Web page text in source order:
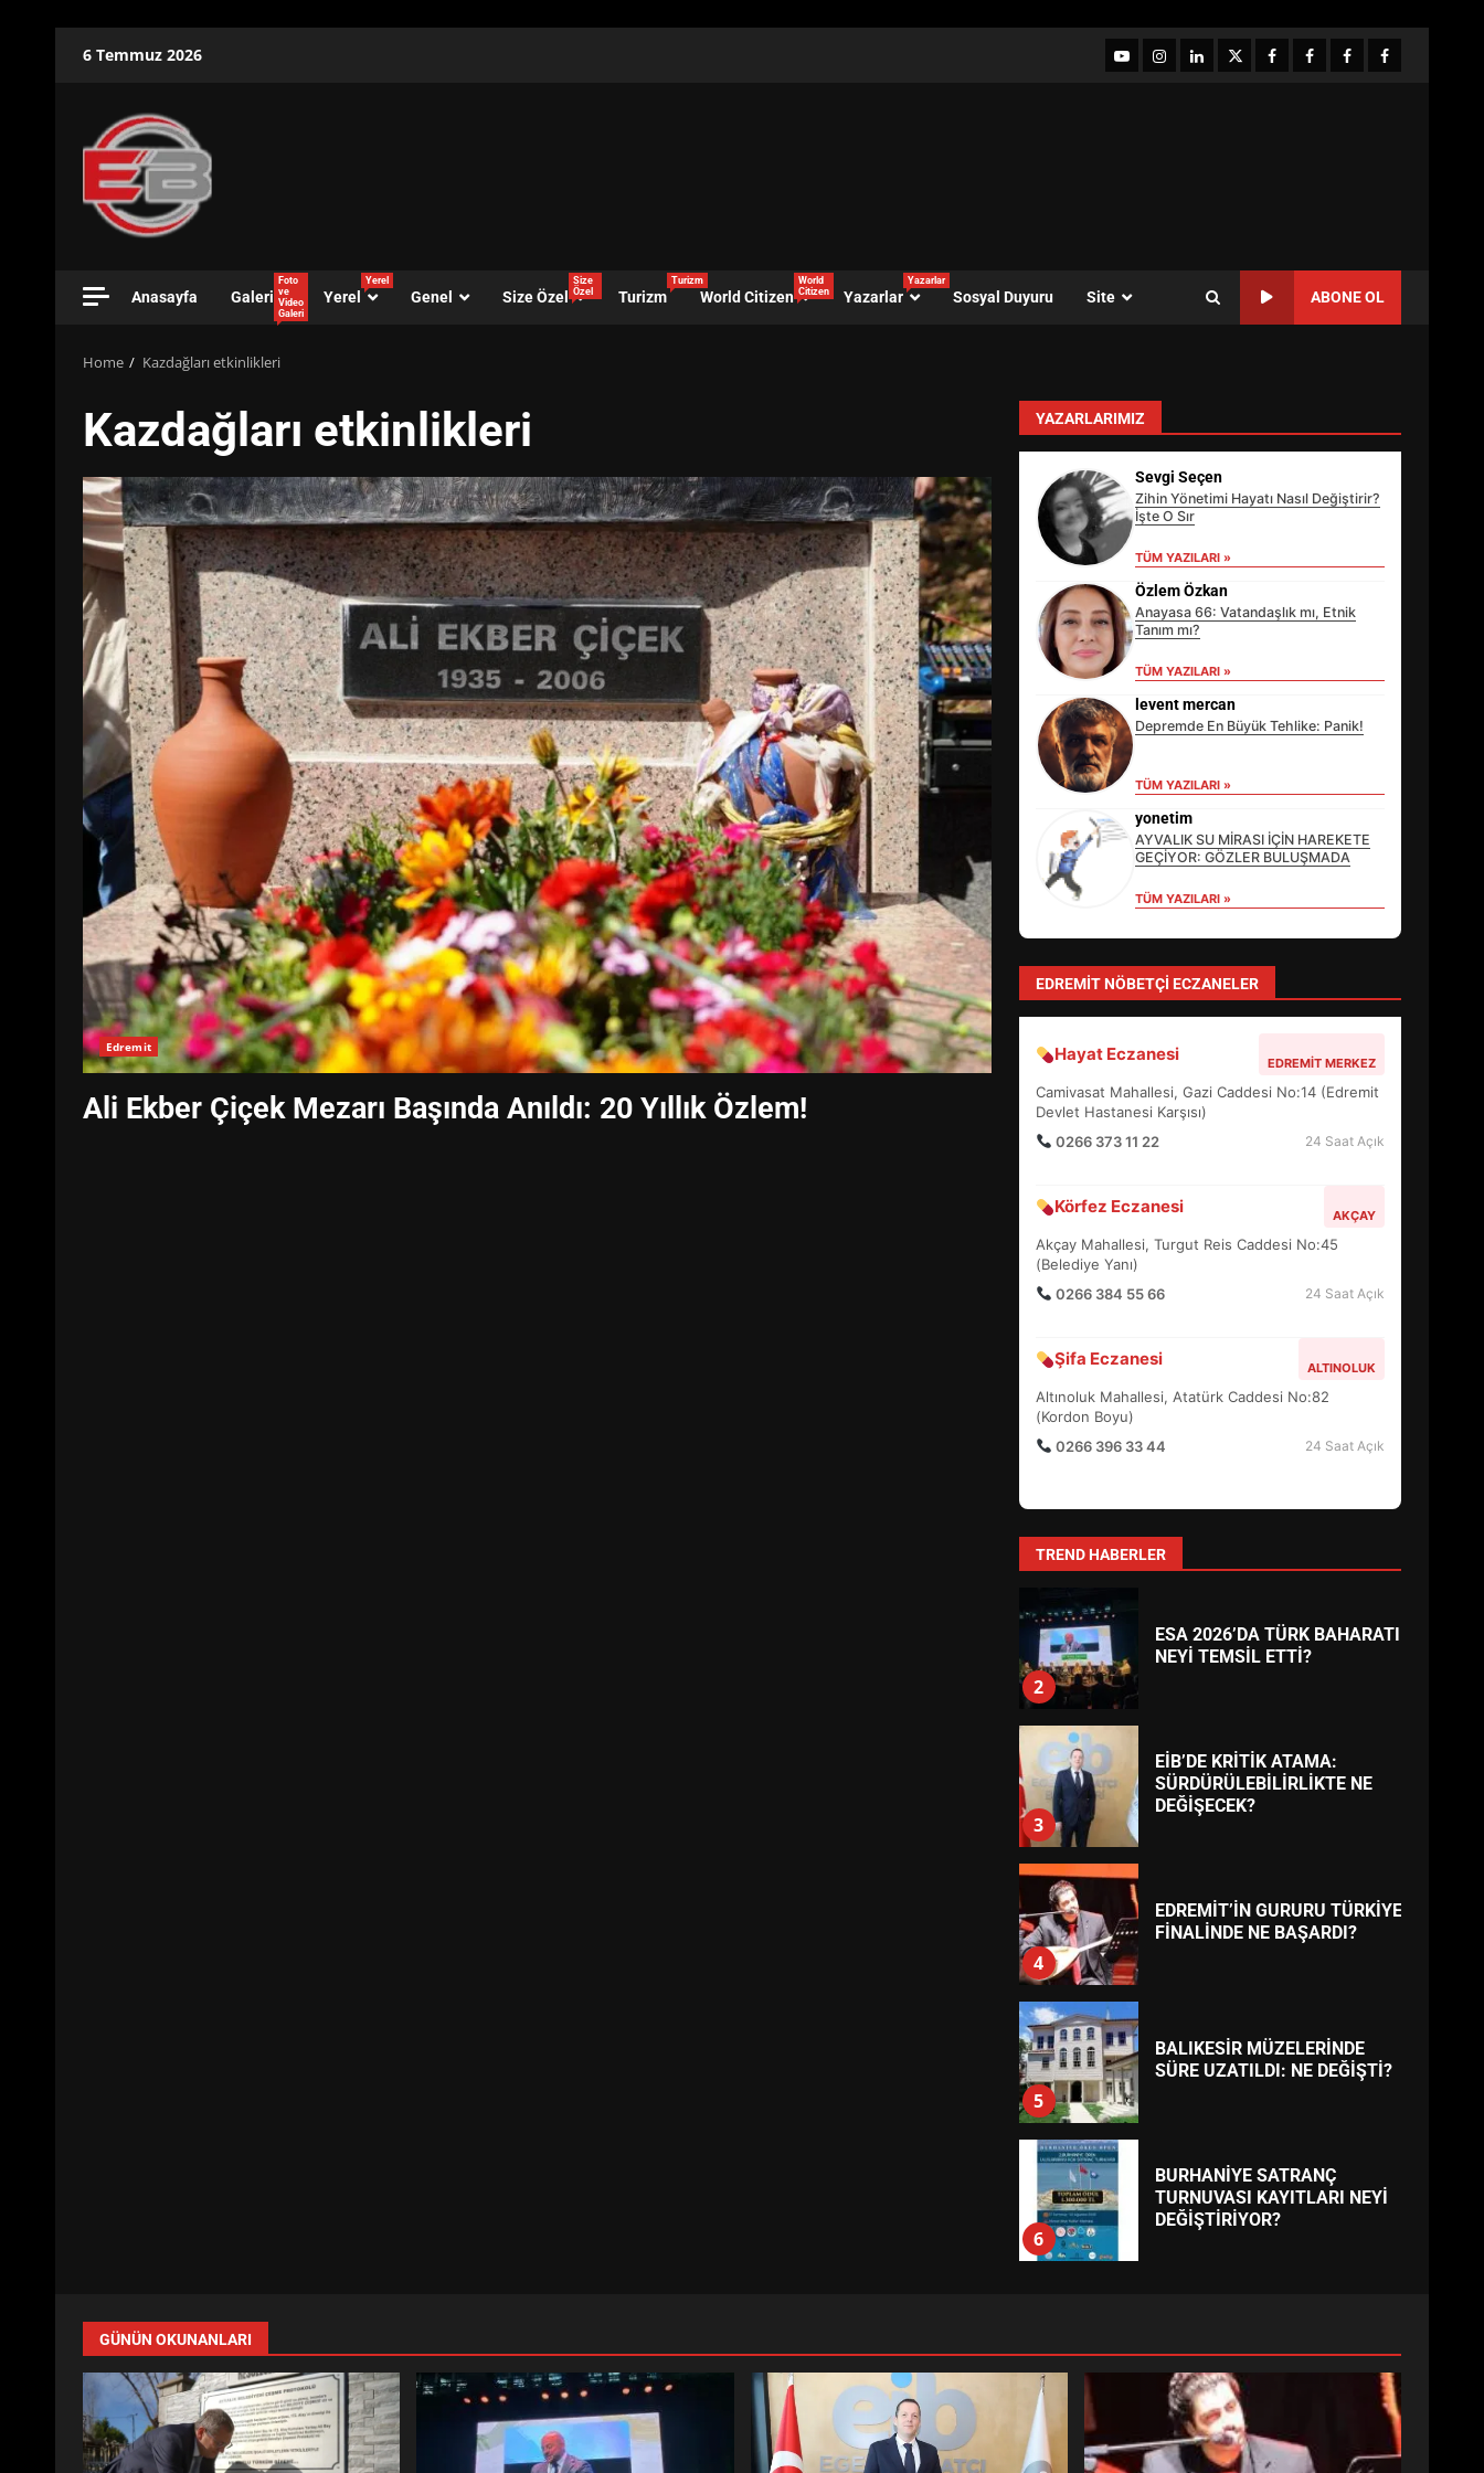
6 Temmuz 2026 YouTubeInstagram
LinkedIntwitterfacebook-Facebook-
Facebook-Facebook-
Anasayfa Galeri
Foto
ve
Video
Galeri
Yerel
Yerel
Genel Size Özel
Size
Özel
Turizm
Turizm
World Citizen
World
Citizen
Yazarlar
Yazarlar
Sosyal Duyuru Site ABONE OL
Home Kazdağları etkinlikleri
Kazdağları etkinlikleri
Edremit
Ali Ekber Çiçek Mezarı Başında Anıldı: 20 Yıllık Özlem!
YAZARLARIMIZ
Sevgi Seçen
Zihin Yönetimi Hayatı Nasıl Değiştirir?
İşte O Sır
TÜM YAZILARI »
Özlem Özkan
Anayasa 66: Vatandaşlık mı, Etnik
Tanım mı?
TÜM YAZILARI »
levent mercan
Depremde En Büyük Tehlike: Panik!
TÜM YAZILARI »
yonetim
AYVALIK SU MİRASI İÇİN HAREKETE
GEÇİYOR: GÖZLER BULUŞMADA
TÜM YAZILARI »
EDREMIT NÖBETÇI ECZANELER
Hayat Eczanesi EDREMIT MERKEZ
Camivasat Mahallesi, Gazi Caddesi No:14 (Edremit
Devlet Hastanesi Karşısı)
0266 373 11 22
24 Saat Açık
Körfez Eczanesi AKÇAY
Akçay Mahallesi, Turgut Reis Caddesi No:45
(Belediye Yanı)
0266 384 55 66
24 Saat Açık
Şifa Eczanesi ALTINOLUK
Altınoluk Mahallesi, Atatürk Caddesi No:82
(Kordon Boyu)
0266 396 33 44
24 Saat Açık
TREND HABERLER
EİB’DE KRİTİK ATAMA:
SÜRDÜRÜLEBİLİRLİKTE NE
DEĞİŞECEK?
4
EDREMİT’İN GURURU TÜRKİYE
FİNALİNDE NE BAŞARDI?
5
BALIKESİR MÜZELERİNDE
SÜRE UZATILDI: NE DEĞİŞTİ?
6
BURHANİYE SATRANÇ
DEĞİŞTİRİYOR?
7
BURHANİYE
BELEDİYESPOR’DA YENİ
YÖNETİM NASIL ŞEKİLLENDİ?
1
HAREKETE GEÇİYOR: GÖZLER
2
ESA 2026’DA TÜRK BAHARATI
NEYİ TEMSİL ETTİ?
3
EİB’DE KRİTİK ATAMA:
SÜRDÜRÜLEBİLİRLİKTE NE
DEĞİŞECEK?
4
EDREMİT’İN GURURU TÜRKİYE
FİNALİNDE NE BAŞARDI?
5
BALIKESİR MÜZELERİNDE
SÜRE UZATILDI: NE DEĞİŞTİ?
6
BURHANİYE SATRANÇ
TURNUVASI KAYITLARI NEYİ
DEĞİŞTİRİYOR?
7
YÖNETİM NASIL ŞEKİLLENDİ?
AYVALIK SU MİRASI İÇİN
GÜNÜN OKUNANLARI